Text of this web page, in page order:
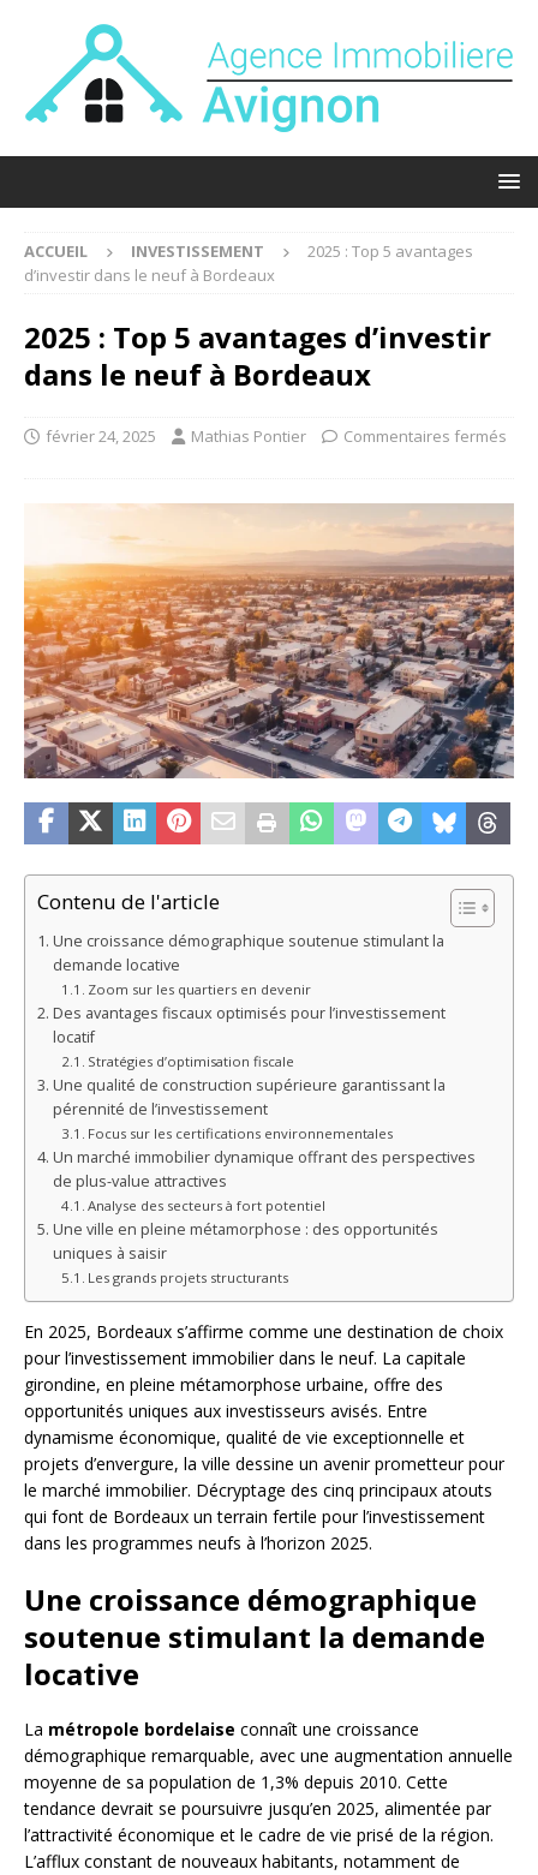
ACCUEIL INVESTISSEMENT
2025 : Top 5 avantages
d’investir dans le neuf à Bordeaux
2025 : Top 5 avantages d’investir
dans le neuf à Bordeaux
février 24, 2025 Mathias Pontier Commentaires fermés
Contenu de l'article
Une croissance démographique soutenue stimulant la
demande locative
Zoom sur les quartiers en devenir
Des avantages fiscaux optimisés pour l’investissement
locatif
Stratégies d’optimisation fiscale
Une qualité de construction supérieure garantissant la
pérennité de l’investissement
Focus sur les certifications environnementales
Un marché immobilier dynamique offrant des perspectives
de plus-value attractives
Analyse des secteurs à fort potentiel
Une ville en pleine métamorphose : des opportunités
uniques à saisir
Les grands projets structurants
En 2025, Bordeaux s’affirme comme une destination de choix
pour l’investissement immobilier dans le neuf. La capitale
girondine, en pleine métamorphose urbaine, offre des
opportunités uniques aux investisseurs avisés. Entre
dynamisme économique, qualité de vie exceptionnelle et
projets d’envergure, la ville dessine un avenir prometteur pour
le marché immobilier. Décryptage des cinq principaux atouts
qui font de Bordeaux un terrain fertile pour l’investissement
dans les programmes neufs à l’horizon 2025.
Une croissance démographique
soutenue stimulant la demande
locative
La métropole bordelaise connaît une croissance
démographique remarquable, avec une augmentation annuelle
moyenne de sa population de 1,3% depuis 2010. Cette
tendance devrait se poursuivre jusqu’en 2025, alimentée par
l’attractivité économique et le cadre de vie prisé de la région.
L’afflux constant de nouveaux habitants, notamment de